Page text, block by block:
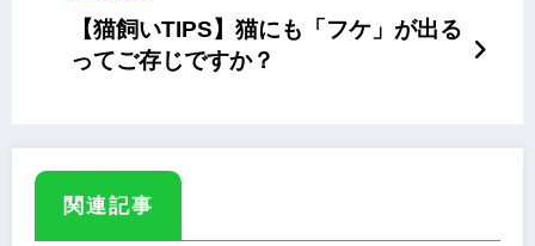
【猫飼いTIPS】猫にも「フケ」が出る
ってご存じですか？
関連記事